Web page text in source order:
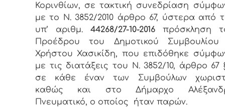
Κορινθίων, σε τακτική συνεδρίαση
με το Ν. 3852/2010 άρθρο 67, ύστερα από
υπ’ αριθμ. 44268/27-10-2016πρόσκληση
Προέδρου του Δημοτικού Συμβουλίου
Χρήστου Χασικίδη, που επιδόθηκε
με τις διατάξεις του Ν. 3852/10, άρθρο 67
σε κάθε έναν των Συμβούλων
καθώς και στο Δήμαρχο
Πνευματικό, ο οποίος ήταν παρών.